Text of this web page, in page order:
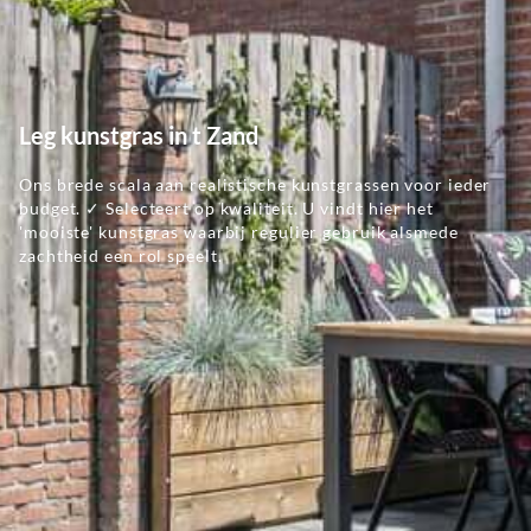
Leg kunstgras in t Zand
Ons brede scala aan realistische kunstgrassen voor ieder
budget. ✓ Selecteert op kwaliteit. U vindt hier het
'mooiste' kunstgras waarbij regulier gebruik alsmede
zachtheid een rol speelt.